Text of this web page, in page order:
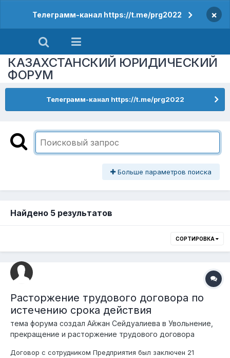
Телеграмм-канал https://t.me/prg2022 ×
КАЗАХСТАНСКИЙ ЮРИДИЧЕСКИЙ
ФОРУМ
Телеграмм-канал https://t.me/prg2022
Больше параметров поиска
Найдено 5 результатов
СОРТИРОВКА
Расторжение трудового договора по
истечению срока действия
тема форума создал Айжан Сейдуалиева в Увольнение,
прекращение и расторжение трудового договора
Договор с сотрудником Предприятия был заключен 21